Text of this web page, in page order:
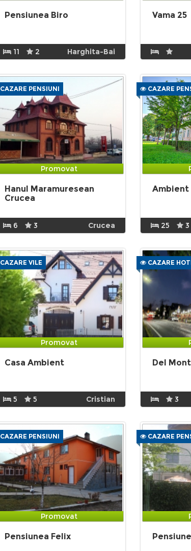
Pensiunea Biro
11 2 Harghita-Bai
Vama 25
CAZARE PENSIUNI
Promovat
Hanul Maramuresean
Crucea
6 3 Crucea
CAZARE
Ambient
25 3
CAZARE VILE
Promovat
Casa Ambient
5 5 Cristian
CAZARE
Del
3
CAZARE PENSIUNI
Promovat
Pensiunea Felix
CAZARE